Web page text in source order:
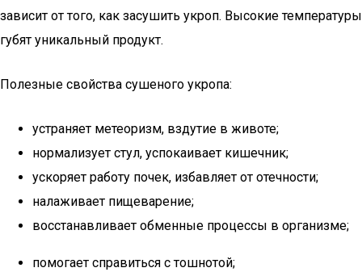
зависит от того, как засушить укроп. Высокие температуры
губят уникальный продукт.
Полезные свойства сушеного укропа:
устраняет метеоризм, вздутие в животе;
нормализует стул, успокаивает кишечник;
ускоряет работу почек, избавляет от отечности;
налаживает пищеварение;
восстанавливает обменные процессы в организме;
помогает справиться с тошнотой;